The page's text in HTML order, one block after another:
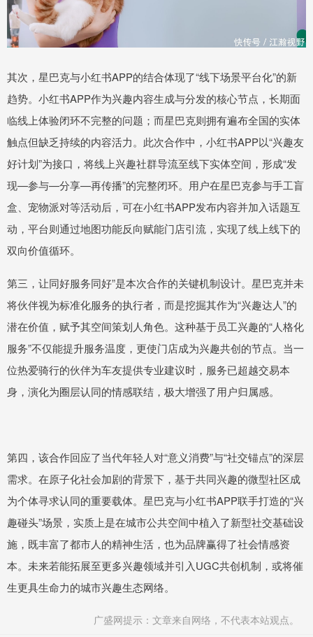
其次，星巴克与小红书APP的结合体现了“线下场景平台化”的新
趋势。小红书APP作为兴趣内容生成与分发的核心节点，长期面
临线上体验闭环不完整的问题；而星巴克则拥有遍布全国的实体
触点但缺乏持续的内容活力。此次合作中，小红书APP以“兴趣友
好计划”为接口，将线上兴趣社群导流至线下实体空间，形成“发
现—参与—分享—再传播”的完整闭环。用户在星巴克参与手工盲
盒、宠物派对等活动后，可在小红书APP发布内容并加入话题互
动，平台则通过地图功能反向赋能门店引流，实现了线上线下的
双向价值循环。
第三，让同好服务同好”是本次合作的关键机制设计。星巴克并未
将伙伴视为标准化服务的执行者，而是挖掘其作为“兴趣达人”的
潜在价值，赋予其空间策划人角色。这种基于员工兴趣的“人格化
服务”不仅能提升服务温度，更使门店成为兴趣共创的节点。当一
位热爱骑行的伙伴为车友提供专业建议时，服务已超越交易本
身，演化为圈层认同的情感联结，极大增强了用户归属感。
第四，该合作回应了当代年轻人对“意义消费”与“社交锚点”的深层
需求。在原子化社会加剧的背景下，基于共同兴趣的微型社区成
为个体寻求认同的重要载体。星巴克与小红书APP联手打造的“兴
趣碰头”场景，实质上是在城市公共空间中植入了新型社交基础设
施，既丰富了都市人的精神生活，也为品牌赢得了社会情感资
本。未来若能拓展至更多兴趣领域并引入UGC共创机制，或将催
生更具生命力的城市兴趣生态网络。
广盛网提示：文章来自网络，不代表本站观点。